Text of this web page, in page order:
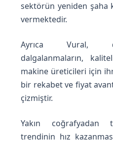
sektörün yeniden şaha
vermektedir.
Ayrıca Vural,
dalgalanmaların,
makine üreticileri için
bir rekabet ve fiyat
çizmiştir.
Yakın coğrafyadan
trendinin hız